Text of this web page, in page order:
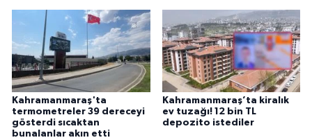
Kahramanmaraş'ta
termometreler 39 dereceyi
gösterdi sıcaktan
bunalanlar akın etti
Kahramanmaraş’ta kiralık
ev tuzağı! 12 bin TL
depozito istediler